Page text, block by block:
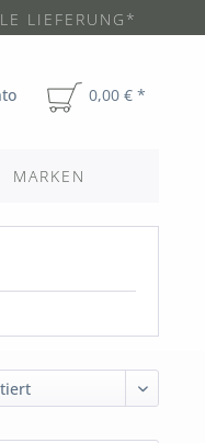
LIEFERUNG*
0,00 € *
MARKEN